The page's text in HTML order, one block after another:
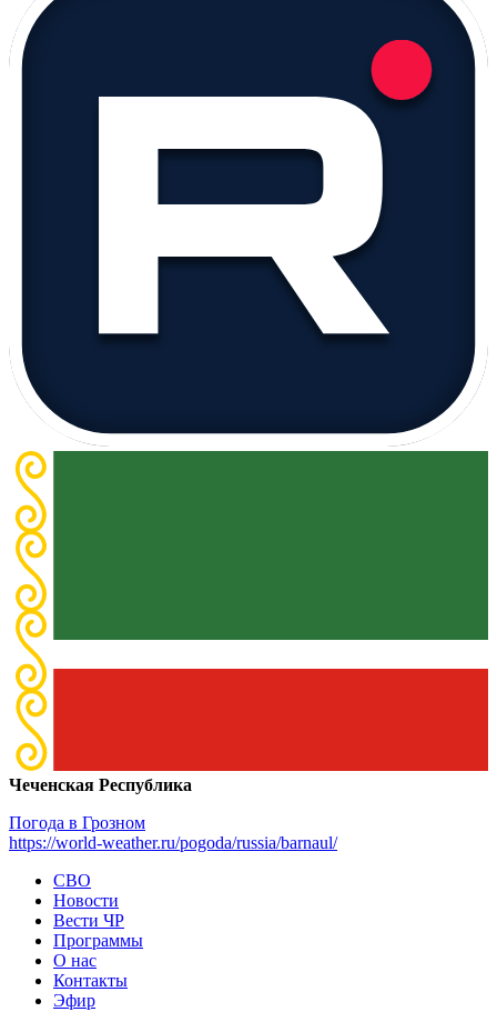
Чеченская Республика
Погода в Грозном
https://world-weather.ru/pogoda/russia/barnaul/
СВО
Новости
Вести ЧР
Программы
О нас
Контакты
Эфир